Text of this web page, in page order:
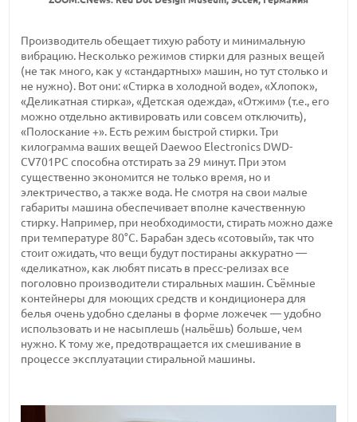
Производитель обещает тихую работу и минимальную
вибрацию. Несколько режимов стирки для разных вещей
(не так много, как у «стандартных» машин, но тут столько и
не нужно). Вот они: «Стирка в холодной воде», «Хлопок»,
«Деликатная стирка», «Детская одежда», «Отжим» (т.е., его
можно отдельно активировать или совсем отключить),
«Полоскание +». Есть режим быстрой стирки. Три
килограмма ваших вещей Daewoo Electronics DWD-
CV701PC способна отстирать за 29 минут. При этом
существенно экономится не только время, но и
электричество, а также вода. Не смотря на свои малые
габариты машина обеспечивает вполне качественную
стирку. Например, при необходимости, стирать можно даже
при температуре 80°С. Барабан здесь «сотовый», так что
стоит ожидать, что вещи будут постираны аккуратно —
«деликатно», как любят писать в пресс-релизах все
поголовно производители стиральных машин. Съёмные
контейнеры для моющих средств и кондиционера для
белья очень удобно сделаны в форме ложечек — удобно
использовать и не насыплешь (нальёшь) больше, чем
нужно. К тому же, предотвращается их смешивание в
процессе эксплуатации стиральной машины.